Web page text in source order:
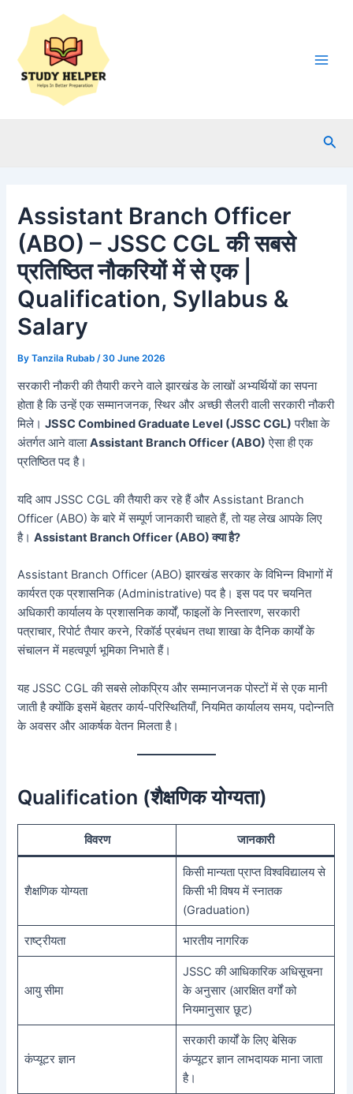
content
Assistant Branch Officer
(ABO) – JSSC CGL की सबसे
प्रतिष्ठित नौकरियों में से एक |
Qualification, Syllabus &
Salary
ByTanzila Rubab/30 June 2026
सरकारी नौकरी की तैयारी करने वाले झारखंड के लाखों अभ्यर्थियों का सपना
होता है कि उन्हें एक सम्मानजनक, स्थिर और अच्छी सैलरी वाली सरकारी नौकरी
मिले।JSSC Combined Graduate Level (JSSC CGL) परीक्षा के
अंतर्गत आने वालाAssistant Branch Officer (ABO) ऐसा ही एक
प्रतिष्ठित पद है।
यदि आप JSSC CGL की तैयारी कर रहे हैं और Assistant Branch
Officer (ABO) के बारे में सम्पूर्ण जानकारी चाहते हैं, तो यह लेख आपके लिए
है।Assistant Branch Officer (ABO) क्या है?
Assistant Branch Officer (ABO) झारखंड सरकार के विभिन्न विभागों में
कार्यरत एक प्रशासनिक (Administrative) पद है। इस पद पर चयनित
अधिकारी कार्यालय के प्रशासनिक कार्यों, फाइलों के निस्तारण, सरकारी
पत्राचार, रिपोर्ट तैयार करने, रिकॉर्ड प्रबंधन तथा शाखा के दैनिक कार्यों के
संचालन में महत्वपूर्ण भूमिका निभाते हैं।
यह JSSC CGL की सबसे लोकप्रिय और सम्मानजनक पोस्टों में से एक मानी
जाती है क्योंकि इसमें बेहतर कार्य-परिस्थितियाँ, नियमित कार्यालय समय, पदोन्नति
के अवसर और आकर्षक वेतन मिलता है।
Qualification (शैक्षणिक योग्यता)
विवरण जानकारी
शैक्षणिक योग्यता
किसी मान्यता प्राप्त विश्वविद्यालय से
किसी भी विषय में स्नातक
(Graduation)
राष्ट्रीयता भारतीय नागरिक
आयु सीमा
JSSC की आधिकारिक अधिसूचना
के अनुसार (आरक्षित वर्गों को
नियमानुसार छूट)
कंप्यूटर ज्ञान
सरकारी कार्यों के लिए बेसिक
कंप्यूटर ज्ञान लाभदायक माना जाता
है।